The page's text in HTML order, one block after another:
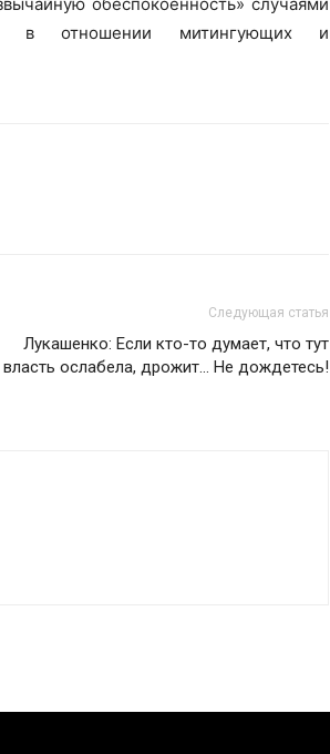
в отношении митингующих и
Следующая статья
Лукашенко: Если кто-то думает, что тут
власть ослабела, дрожит… Не дождетесь!